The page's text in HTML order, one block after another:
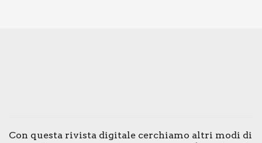
Con que­sta rivi­sta digi­ta­le cer­chia­mo altri modi di